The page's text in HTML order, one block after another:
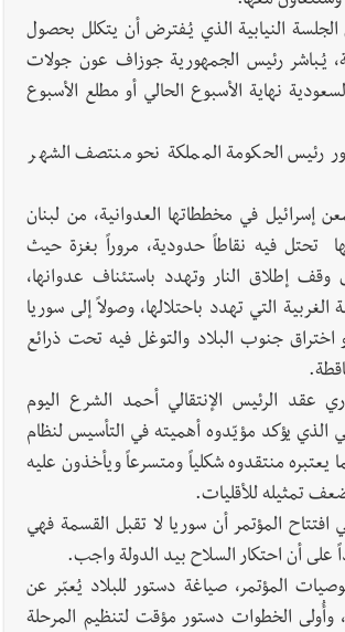
الجلسة النيابية الذي يُـفترض أن يتكلل بحصول
يُـباشر رئيس الجمهورية جوزاف عون جولات
نهاية الأسبوع الحالي أو مطلع الأسبوع
رئيس الحكومة المملكة نحو منتصف الشهر
إسرائيل في مخططاتها العدوانية، من لبنان
تحتل فيه نقاطاً حدودية، مروراً بغزة حيث
وقف إطلاق النار وتهدد باستئناف عدوانها،
الغربية التي تهدد باحتلالها، وصولاً إلى سوريا
جنوب البلاد والتوغل فيه تحت ذرائع
عقد الرئيس الإنتقالي أحمد الشرع اليوم
الذي يؤكد مؤيّدوه أهميته في التأسيس لنظام
يعتبره منتقدوه شكلياً ومتسرعاً ويأخذون عليه
تمثيله للأقليات.
المؤتمر أن سوريا لا تقبل القسمة فهي
على أن احتكار السلاح بيد الدولة واجب.
المؤتمر، صياغة دستور للبلاد يُعبّر عن
وأُولى الخطوات دستور مؤقت لتنظيم المرحلة